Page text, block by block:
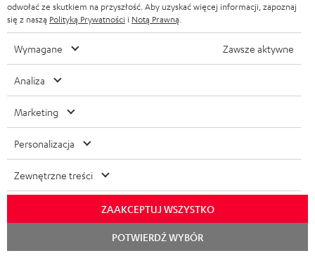
INSTITUT V.
(przetłumaczone automatycznie *)
Niestety nie mogę tego głośnikcić
Niedawno miałem okazję przez kilka dni przetestować zestaw
DUAL DT 400 USB i ULTIMA 20 KOMBO 2. Urządzenie miało
być prezentem dla mojej ma
05.06.2026
Answer from Teufel:
Bardzo dziękujemy za opinię!
Odczucie dźwięku jest oczywiście kwestią raczej
odwołać ze skutkiem na przyszłość. Aby uzyskać więcej informacji, zapoznaj
się z naszą Polityką Prywatności i Notą Prawną
Wymagane Zawsze aktywne
Analiza
Marketing
Personalizacja
Zewnętrzne treści
ZAAKCEPTUJ WSZYSTKO
POTWIERDŹ WYBÓR